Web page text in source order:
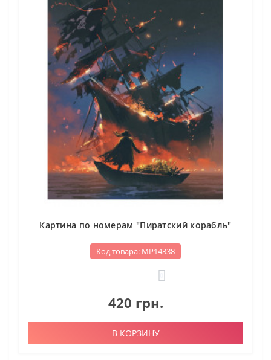
Картина по номерам "Пиратский корабль"
Код товара: МР14338
420 грн.
В КОРЗИНУ